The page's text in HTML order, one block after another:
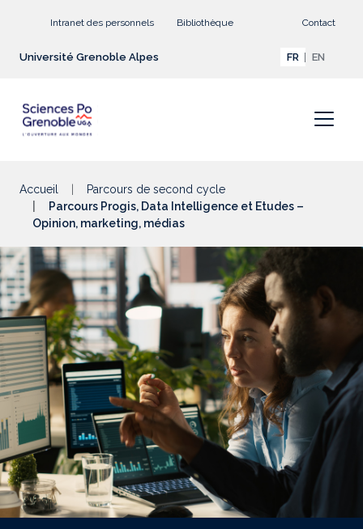
Intranet des personnels Bibliothèque Contact
Université Grenoble Alpes FR EN
Accueil
Parcours de second cycle
Parcours Progis, Data Intelligence et Etudes –
Opinion, marketing, médias